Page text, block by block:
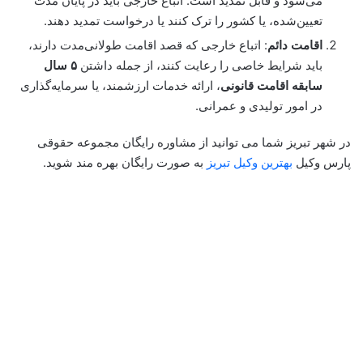
تعیین‌شده، یا کشور را ترک کنند یا درخواست تمدید دهند.
اقامت دائم: اتباع خارجی که قصد اقامت طولانی‌مدت دارند،
باید شرایط خاصی را رعایت کنند، از جمله داشتن
۵ سال
سابقه اقامت قانونی، ارائه خدمات ارزشمند، یا سرمایه‌گذاری
در امور تولیدی و عمرانی.
در شهر تبریز شما می توانید از مشاوره رایگان مجموعه حقوقی
پارس وکیل بهترین وکیل تبریز به صورت رایگان بهره مند شوید.